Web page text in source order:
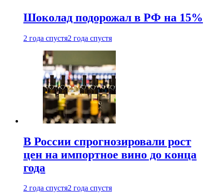
Шоколад подорожал в РФ на 15%
2 года спустя2 года спустя
В России спрогнозировали рост
цен на импортное вино до конца
года
2 года спустя2 года спустя